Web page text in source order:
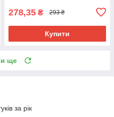
278,35 ₴ 293 ₴
Купити
ще
за рік